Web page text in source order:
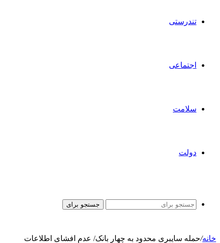
تندرستی
اجتماعی
سلامت
دولت
جستجو برای
خانه/حمله سایبری محدود به چهار بانک/ عدم افشای اطلاعات